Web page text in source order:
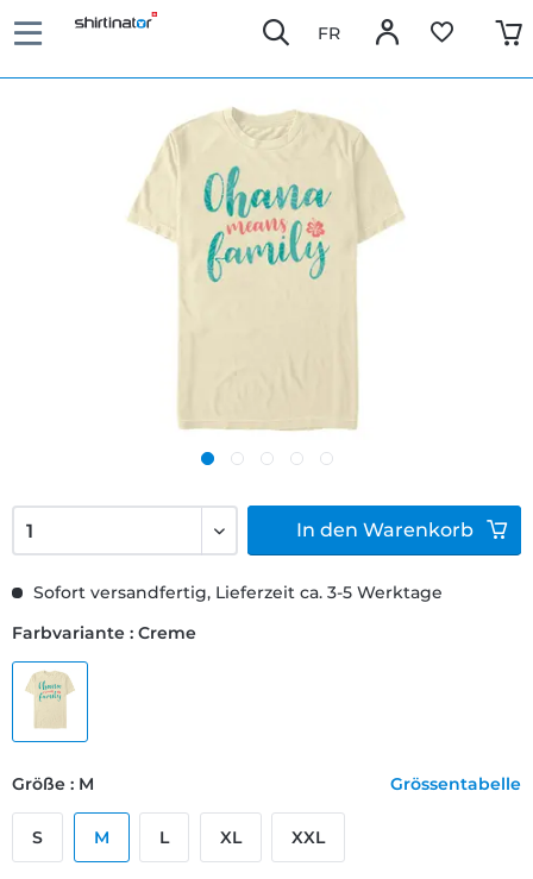
FR
Sofort versandfertig, Lieferzeit ca. 3-5 Werktage
Farbvariante : Creme
Größe : M Grössentabelle
S M L XL XXL
In den Warenkorb